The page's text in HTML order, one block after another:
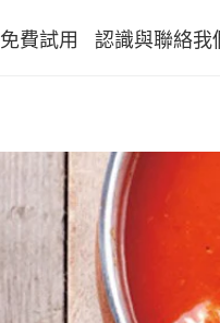
免費試用 認識與聯絡我